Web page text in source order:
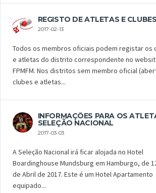
REGISTO DE ATLETAS E CLUBES
2017-02-13
Todos os membros oficiais podem registar os
e atletas do distrito correspondente no
FPMFM. Nos distritos sem membro oficial
clubes e atletas...
INFORMAÇÕES PARA OS
SELEÇÃO NACIONAL
2017-03-03
A Seleção Nacional irá ficar alojada no Hotel
Boardinghouse Mundsburg em Hamburgo, de
de Abril de 2017. Este é um Hotel Apartamento
equipado...